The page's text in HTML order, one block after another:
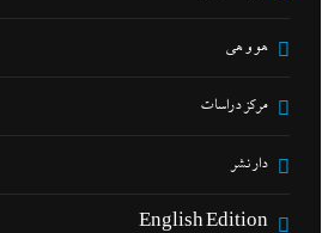
هو و هي
مركز دراسات
دار نشر
English Edition